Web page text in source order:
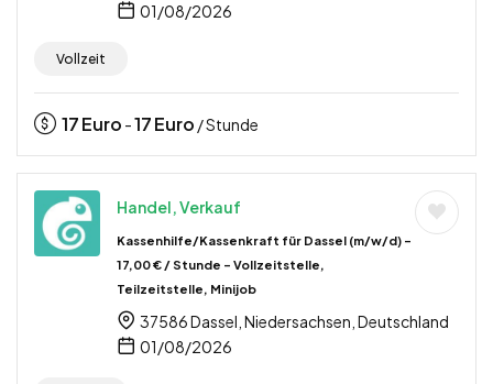
01/08/2026
Vollzeit
17Euro -17Euro / Stunde
Handel, Verkauf
Kassenhilfe/Kassenkraft für Dassel (m/w/d) –
17,00 € / Stunde – Vollzeitstelle,
Teilzeitstelle, Minijob
37586 Dassel, Niedersachsen, Deutschland
01/08/2026